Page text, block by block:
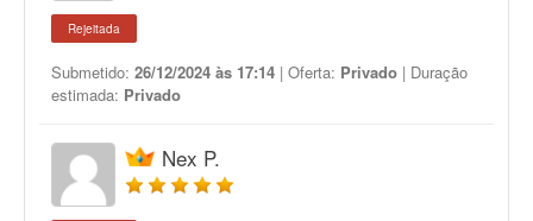
Rejeitada
Submetido: 26/12/2024 às 17:14 | Oferta: Privado | Duração
estimada: Privado
Nex P.